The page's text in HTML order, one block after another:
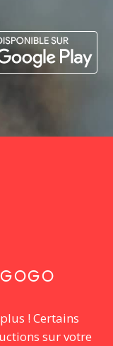
! Certains
sur votre